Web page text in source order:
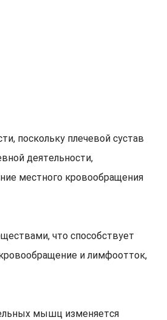
поскольку плечевой сустав
деятельности,
местного кровообращения
что способствует
и лимфоотток,
мышц изменяется